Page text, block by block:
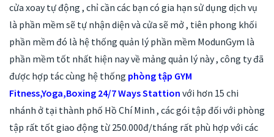
cửa xoay tự động , chỉ cần các bạn có gia hạn sử dụng dịch vụ
là phần mềm sẽ tự nhận diện và cửa sẽ mở , tiên phong khối
phần mềm đó là hệ thống quản lý phần mềm ModunGym là
phần mềm tốt nhất hiện nay về mảng quản lý này , công ty đã
được hợp tác cùng hệ thống phòng tập GYM
Fitness,Yoga,Boxing 24/7 Ways Stattion với hơn 15 chi
nhánh ở tại thành phố Hồ Chí Minh , các gói tập đối với phòng
tập rất tốt giao động từ 250.000đ/tháng rất phù hợp với các